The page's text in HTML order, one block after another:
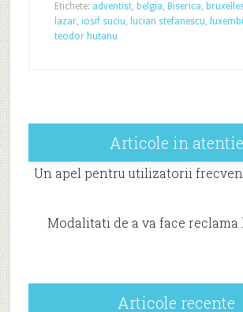
Etichete: adventist, belgia, Biserica,
lazar, iosif suciu, lucian stefanescu,
teodor hutanu
Articole in atentie
Un apel pentru utilizatorii
Modalitati de a va face
Articole recente